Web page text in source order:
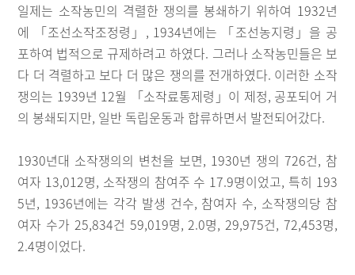
일제는 소작농민의 격렬한 쟁의를 봉쇄하기 위하여 1932년
에 「조선소작조정령」, 1934년에는 「조선농지령」을 공
포하여 법적으로 규제하려고 하였다. 그러나 소작농민들은 보
다 더 격렬하고 보다 더 많은 쟁의를 전개하였다. 이러한 소작
쟁의는 1939년 12월 「소작료통제령」이 제정, 공포되어 거
의 봉쇄되지만, 일반 독립운동과 합류하면서 발전되어갔다.
1930년대 소작쟁의의 변천을 보면, 1930년 쟁의 726건, 참
여자 13,012명, 소작쟁의 참여주 수 17.9명이었고, 특히 193
5년, 1936년에는 각각 발생 건수, 참여자 수, 소작쟁의당 참
여자 수가 25,834건 59,019명, 2.0명, 29,975건, 72,453명,
2.4명이었다.